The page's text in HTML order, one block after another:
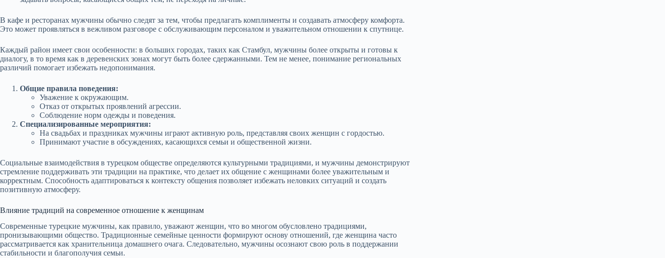
В кафе и ресторанах мужчины обычно следят за тем, чтобы предлагать комплименты и создавать атмосферу комфорта.
Это может проявляться в вежливом разговоре с обслуживающим персоналом и уважительном отношении к спутнице.
Каждый район имеет свои особенности: в больших городах, таких как Стамбул, мужчины более открыты и готовы к
диалогу, в то время как в деревенских зонах могут быть более сдержанными. Тем не менее, понимание региональных
различий помогает избежать недопонимания.
Общие правила поведения:
Уважение к окружающим.
Отказ от открытых проявлений агрессии.
Соблюдение норм одежды и поведения.
Специализированные мероприятия:
На свадьбах и праздниках мужчины играют активную роль, представляя своих женщин с гордостью.
Принимают участие в обсуждениях, касающихся семьи и общественной жизни.
Социальные взаимодействия в турецком обществе определяются культурными традициями, и мужчины демонстрируют
стремление поддерживать эти традиции на практике, что делает их общение с женщинами более уважительным и
корректным. Способность адаптироваться к контексту общения позволяет избежать неловких ситуаций и создать
позитивную атмосферу.
Влияние традиций на современное отношение к женщинам
Современные турецкие мужчины, как правило, уважают женщин, что во многом обусловлено традициями,
пронизывающими общество. Традиционные семейные ценности формируют основу отношений, где женщина часто
рассматривается как хранительница домашнего очага. Следовательно, мужчины осознают свою роль в поддержании
стабильности и благополучия семьи.